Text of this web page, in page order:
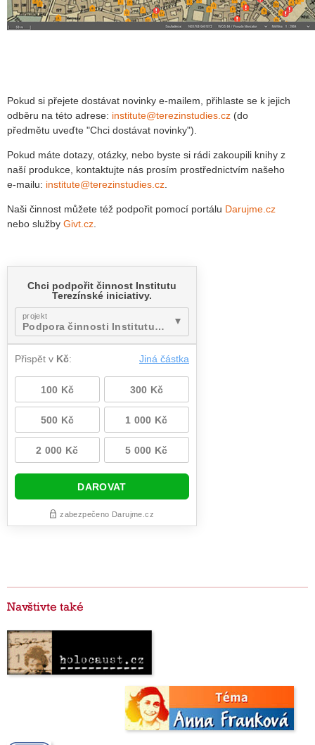
Pokud si přejete dostávat novinky e-mailem, přihlaste se k jejich
odběru na této adrese: institute@terezinstudies.cz (do
předmětu uveďte "Chci dostávat novinky").
Pokud máte dotazy, otázky, nebo byste si rádi zakoupili knihy z
naší produkce, kontaktujte nás prosím prostřednictvím našeho
e-mailu: institute@terezinstudies.cz
Naši činnost můžete též podpořit pomocí portálu Darujme.cz
nebo služby Givt.cz
Navštivte také